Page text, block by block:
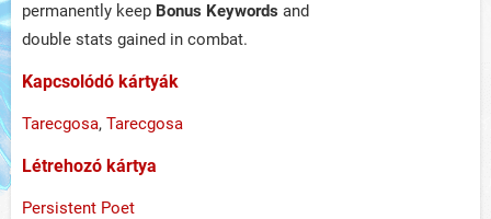
permanently keep Bonus Keywords and
double stats gained in combat.
Kapcsolódó kártyák
Tarecgosa, Tarecgosa
Létrehozó kártya
Persistent Poet